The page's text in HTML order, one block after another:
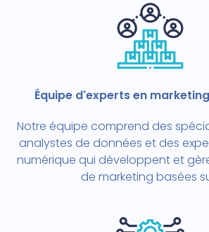
Équipe d'experts en
Notre équipe comprend des
analystes de données et des
numérique qui développent et
de marketing basées